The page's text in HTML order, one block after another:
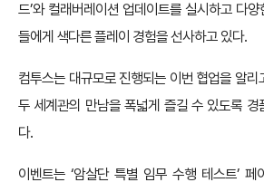
드’와 컬래버레이션 업데이트를 실시하고 다
들에게 색다른 플레이 경험을 선사하고 있다.
컴투스는 대규모로 진행되는 이번 협업을 알리
두 세계관의 만남을 폭넓게 즐길 수 있도록 경
다.
이벤트는 ‘암살단 특별 임무 수행 테스트’ 페